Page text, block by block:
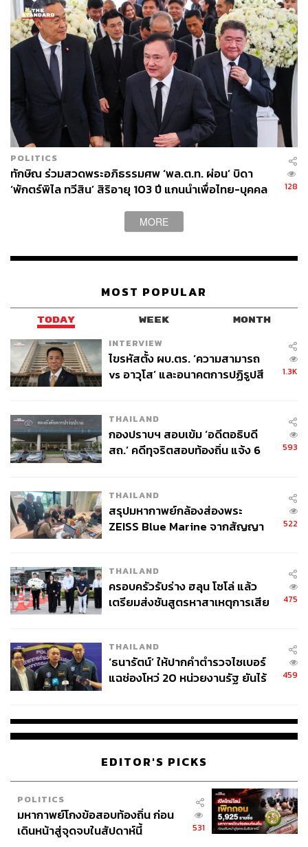
POLITICS
ทักษิณ ร่วมสวดพระอภิธรรมศพ ‘พล.ต.ท. ผ่อน’ บิดา
‘พักตร์พิไล ทวีสิน’ สิริอายุ 103 ปี แกนนำเพื่อไทย-บุคคล
128
MORE
MOST POPULAR
TODAY WEEK MONTH
INTERVIEW
ไขรหัสตั้ง ผบ.ตร. ‘ความสามารถ
vs อาวุโส’ และอนาคตการปฏิรูปสี
1.3K
THAILAND
กองปราบฯ สอบเข้ม ‘อดีตอธิบดี
สถ.’ คดีทุจริตสอบท้องถิ่น แจ้ง 6
593
THAILAND
สรุปมหากาพย์กล้องส่องพระ
ZEISS Blue Marine จากสัญญา
จ่ายหนี้-แอบระบุแบรนด์
522
THAILAND
ครอบครัวรับร่าง ฮลุน โซโล่ แล้ว
เตรียมส่งชันสูตรหาสาเหตุการเสีย
475
THAILAND
‘ธนารัตน์’ ให้ปากคำตำรวจไซเบอร์
แฉช่องโหว่ 20 หน่วยงานรัฐ ยันไร้
459
EDITOR'S PICKS
POLITICS
มหากาพย์โกงข้อสอบท้องถิ่น ก่อน
เดินหน้าสู่จุดจบในสัปดาห์นี้
531